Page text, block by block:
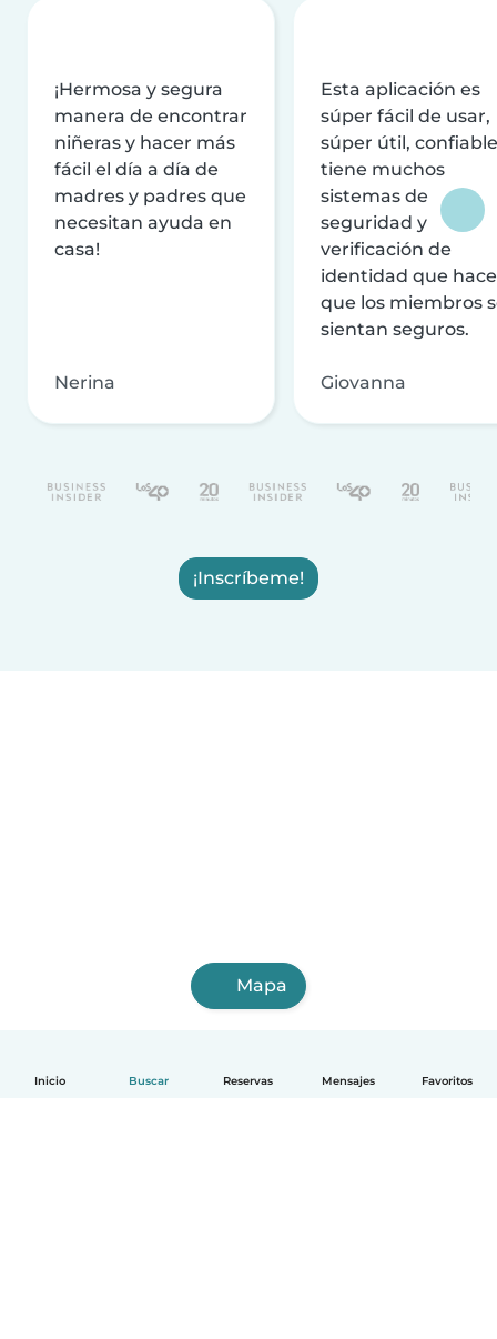
Inicio Buscar Reservas Mensajes Favoritos
¡Hermosa y segura
manera de encontrar
niñeras y hacer más
fácil el día a día de
madres y padres que
necesitan ayuda en
casa!
Nerina
Esta aplicación es
súper fácil de usar,
súper útil,
tiene muchos
sistemas de
seguridad y
verificación de
identidad que
que los miembros
sientan seguros.
Giovanna
¡Inscríbeme!
Mapa